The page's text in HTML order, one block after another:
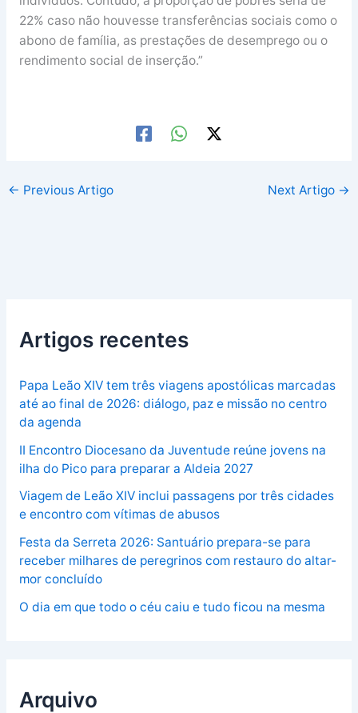
22% caso não houvesse transferências sociais como o
abono de família, as prestações de desemprego ou o
rendimento social de inserção.”
← Previous Artigo Next Artigo →
Artigos recentes
Papa Leão XIV tem três viagens apostólicas marcadas
até ao final de 2026: diálogo, paz e missão no centro
da agenda
II Encontro Diocesano da Juventude reúne jovens na
ilha do Pico para preparar a Aldeia 2027
Viagem de Leão XIV inclui passagens por três cidades
e encontro com vítimas de abusos
Festa da Serreta 2026: Santuário prepara-se para
receber milhares de peregrinos com restauro do altar-
mor concluído
O dia em que todo o céu caiu e tudo ficou na mesma
Arquivo